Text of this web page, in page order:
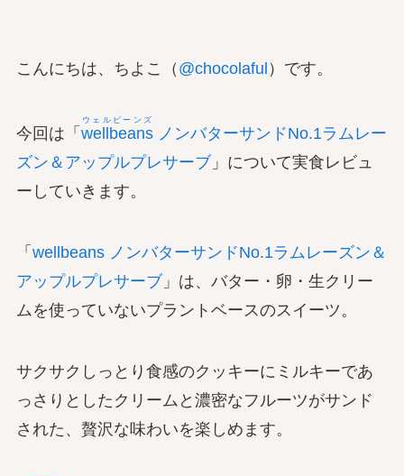
こんにちは、ちよこ（ @chocolaful ）です。
今回は「 wellbeans
ウェルビーンズ
ノンバターサンドNo.1ラムレー
ズン＆アップルプレサーブ」について実食レビュ
ーしていきます。
「 wellbeans ノンバターサンドNo.1ラムレーズン＆
アップルプレサーブ」は、バター・卵・生クリー
ムを使っていないプラントベースのスイーツ。
サクサクしっとり食感のクッキーにミルキーであ
っさりとしたクリームと濃密なフルーツがサンド
された、贅沢な味わいを楽しめます。